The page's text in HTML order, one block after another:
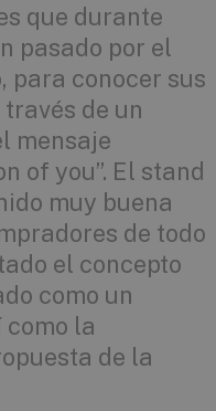
que durante
pasado por el
para conocer sus
de un
mensaje
of you”. El stand
muy buena
de todo
el concepto
como un
como la
de la